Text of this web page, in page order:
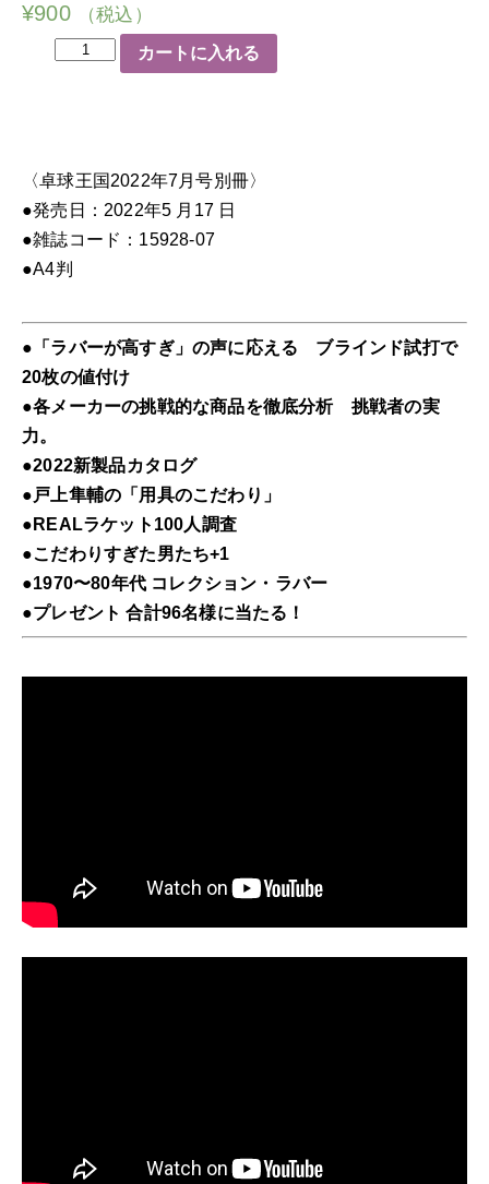
¥900 （税込）
2022
個
カートに入れる
〈卓球王国2022年7月号別冊〉
●発売日：2022年5 月17 日
●雑誌コード：15928-07
●A4判
●「ラバーが高すぎ」の声に応える ブラインド試打で
20枚の値付け
●各メーカーの挑戦的な商品を徹底分析 挑戦者の実
力。
●2022新製品カタログ
●戸上隼輔の「用具のこだわり」
●REALラケット100人調査
●こだわりすぎた男たち+1
●1970〜80年代 コレクション・ラバー
●プレゼント 合計96名様に当たる！